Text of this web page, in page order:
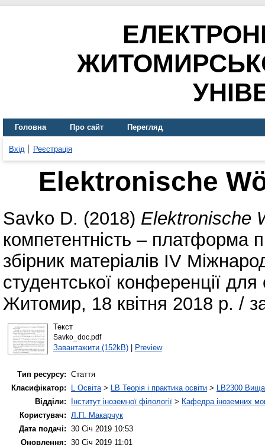
Головна Про сайт Перегляд
Вхід Реєстрація
Elektronische
Savko D. (2018) Elektronische
компетентність – платформа
збірник матеріалів ІV
студентської конференції
Житомир, 18 квітня 2018 р. /
Текст
Savko_doc.pdf
Завантажити (152kB)| Preview
Тип ресурсу: Стаття
Класифікатор:
L Освіта> LB Теорія і практика освіти > LB2300 Вища
Відділи:
Інститут іноземної філології > Кафедра іноземних
Користувач: Л.П. Макарчук
Дата подачі: 30 Січ 2019 10:53
Оновлення: 30 Січ 2019 11:01